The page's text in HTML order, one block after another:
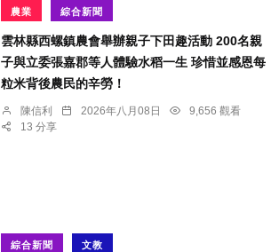
農業 綜合新聞
雲林縣西螺鎮農會舉辦親子下田趣活動 200名親
子與立委張嘉郡等人體驗水稻一生 珍惜並感恩每
粒米背後農民的辛勞！
陳信利 2026年八月08日
9,656 觀看
13 分享
綜合新聞 文教